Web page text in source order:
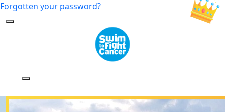
Forgotten your password?